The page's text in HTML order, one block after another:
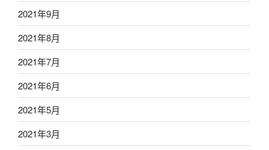
2021年9月
2021年8月
2021年7月
2021年6月
2021年5月
2021年3月